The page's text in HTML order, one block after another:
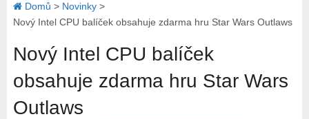
Domů > Novinky>
Nový Intel CPU balíček obsahuje zdarma hru Star Wars Outlaws
Nový Intel CPU balíček
obsahuje zdarma hru Star Wars
Outlaws